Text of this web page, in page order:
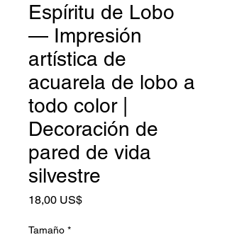
Espíritu de Lobo
— Impresión
artística de
acuarela de lobo a
todo color |
Decoración de
pared de vida
silvestre
18,00 US$Precio
Tamaño *